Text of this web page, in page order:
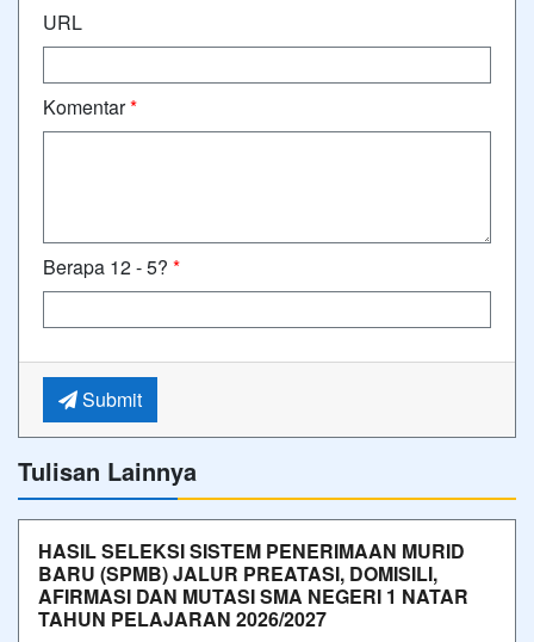
URL
Komentar*
Berapa 12 - 5? *
Submit
Tulisan Lainnya
HASIL SELEKSI SISTEM PENERIMAAN MURID
BARU (SPMB) JALUR PREATASI, DOMISILI,
AFIRMASI DAN MUTASI SMA NEGERI 1 NATAR
TAHUN PELAJARAN 2026/2027